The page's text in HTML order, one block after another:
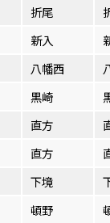
折尾
新入
八幡西
黒崎
直方
直方
下境
頓野